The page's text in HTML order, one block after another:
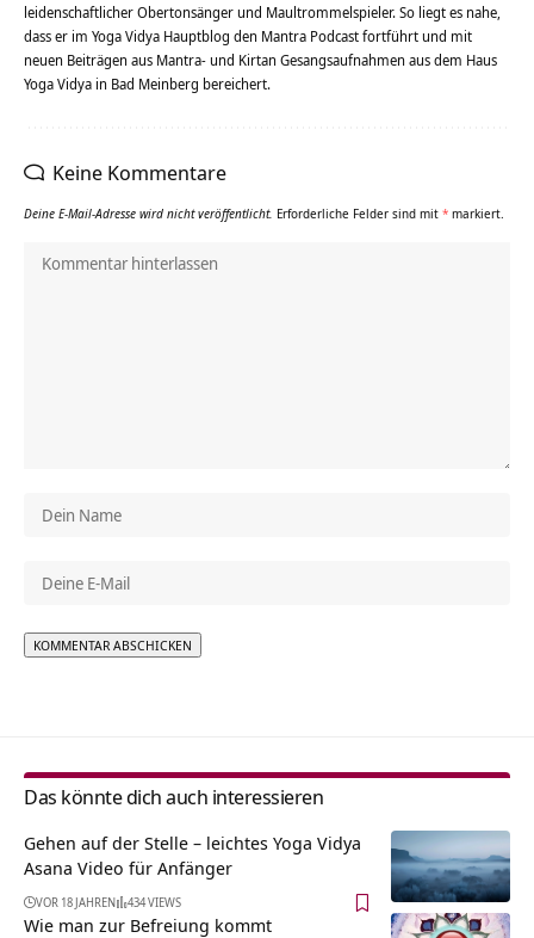
leidenschaftlicher Obertonsänger und Maultrommelspieler. So liegt es nahe,
dass er im Yoga Vidya Hauptblog den Mantra Podcast fortführt und mit
neuen Beiträgen aus Mantra- und Kirtan Gesangsaufnahmen aus dem Haus
Yoga Vidya in Bad Meinberg bereichert.
Keine Kommentare
Deine E-Mail-Adresse wird nicht veröffentlicht. Erforderliche Felder sind mit * markiert.
Das könnte dich auch interessieren
Gehen auf der Stelle – leichtes Yoga Vidya
Asana Video für Anfänger
VOR 18 JAHREN 434 VIEWS
Wie man zur Befreiung kommt